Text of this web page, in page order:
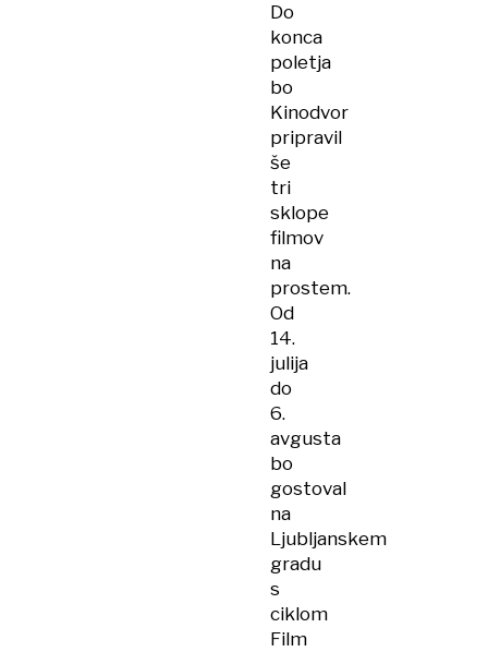
Do
konca
poletja
bo
Kinodvor
pripravil
še
tri
sklope
filmov
na
prostem.
Od
14.
julija
do
6.
avgusta
bo
gostoval
na
Ljubljanskem
gradu
s
ciklom
Film